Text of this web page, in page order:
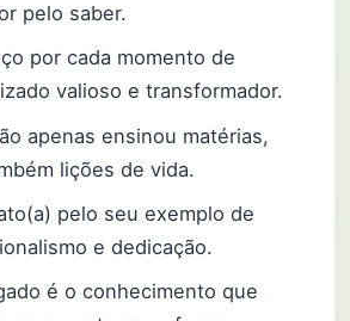
pelo saber.
por cada momento de
valioso e transformador.
apenas ensinou matérias,
lições de vida.
pelo seu exemplo de
e dedicação.
é o conhecimento que